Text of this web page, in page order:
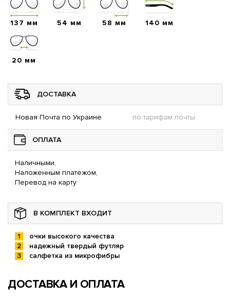
137 мм 54 мм 58 мм 140 мм
20 мм
ДОСТАВКА
Новая Почта по Украине по тарифам почты
ОПЛАТА
Наличными,
Наложенным платежом,
Перевод на карту
В КОМПЛЕКТ ВХОДИТ
очки высокого качества
надежный твердый футляр
салфетка из микрофибры
ДОСТАВКА И ОПЛАТА